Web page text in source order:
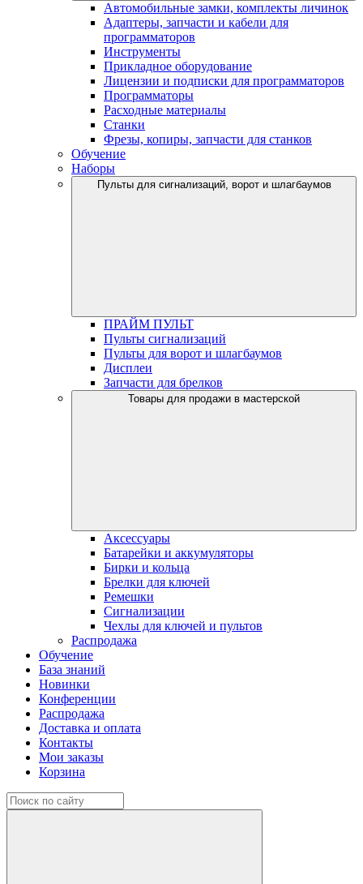
Автомобильные замки, комплекты личинок
Адаптеры, запчасти и кабели для
программаторов
Инструменты
Прикладное оборудование
Лицензии и подписки для программаторов
Программаторы
Расходные материалы
Станки
Фрезы, копиры, запчасти для станков
Обучение
Наборы
Пульты для сигнализаций, ворот и шлагбаумов
ПРАЙМ ПУЛЬТ
Пульты сигнализаций
Пульты для ворот и шлагбаумов
Дисплеи
Запчасти для брелков
Товары для продажи в мастерской
Аксессуары
Батарейки и аккумуляторы
Бирки и кольца
Брелки для ключей
Ремешки
Сигнализации
Чехлы для ключей и пультов
Распродажа
Обучение
База знаний
Новинки
Конференции
Распродажа
Доставка и оплата
Контакты
Мои заказы
Корзина